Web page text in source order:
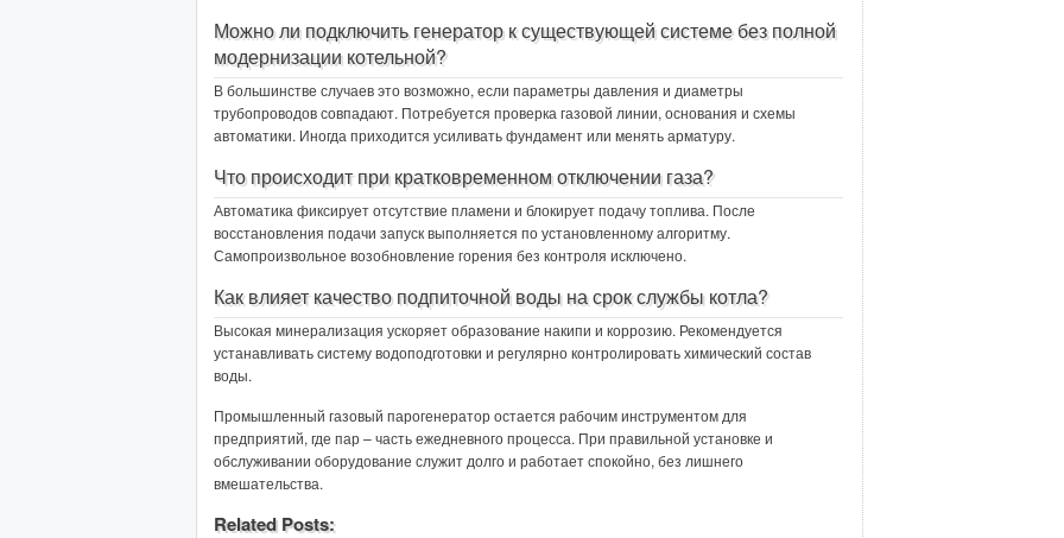
Можно ли подключить генератор к существующей системе без полной
модернизации котельной?
В большинстве случаев это возможно, если параметры давления и диаметры
трубопроводов совпадают. Потребуется проверка газовой линии, основания и схемы
автоматики. Иногда приходится усиливать фундамент или менять арматуру.
Что происходит при кратковременном отключении газа?
Автоматика фиксирует отсутствие пламени и блокирует подачу топлива. После
восстановления подачи запуск выполняется по установленному алгоритму.
Самопроизвольное возобновление горения без контроля исключено.
Как влияет качество подпиточной воды на срок службы котла?
Высокая минерализация ускоряет образование накипи и коррозию. Рекомендуется
устанавливать систему водоподготовки и регулярно контролировать химический состав
воды.
Промышленный газовый парогенератор остается рабочим инструментом для
предприятий, где пар – часть ежедневного процесса. При правильной установке и
обслуживании оборудование служит долго и работает спокойно, без лишнего
вмешательства.
Related Posts: